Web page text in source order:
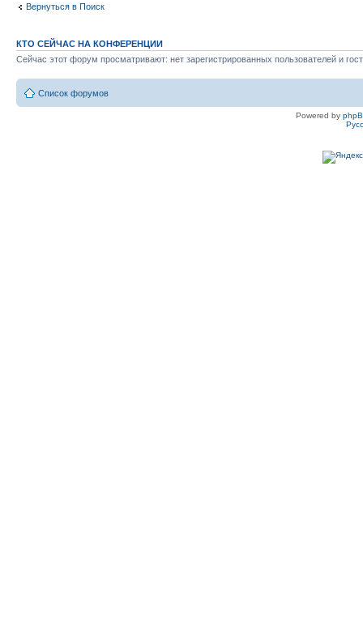
Вернуться в Поиск
КТО СЕЙЧАС НА КОНФЕРЕНЦИИ
Сейчас этот форум просматривают: нет зарегистрированных пользователей и
Список форумов
Powered by